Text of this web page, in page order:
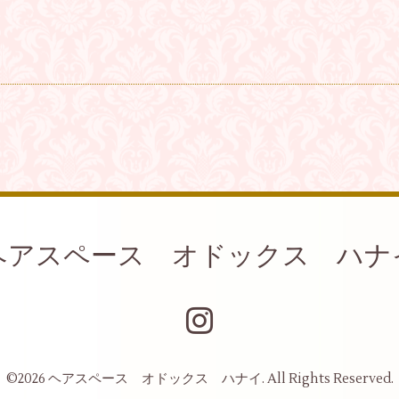
アスペース オドックス ハナ
©2026 ヘアスペース オドックス ハナイ. All Rights Reserved.